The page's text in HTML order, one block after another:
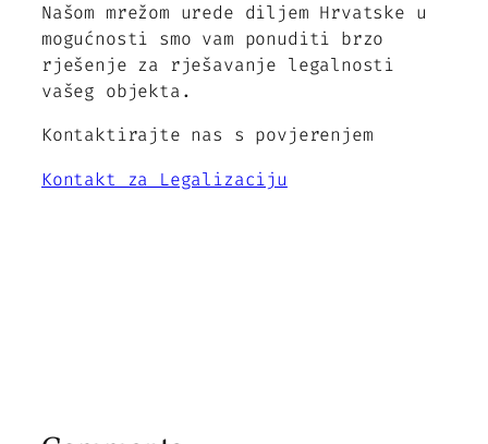
Našom mrežom urede diljem Hrvatske u
mogućnosti smo vam ponuditi brzo
rješenje za rješavanje legalnosti
vašeg objekta.
Kontaktirajte nas s povjerenjem
Kontakt za Legalizaciju